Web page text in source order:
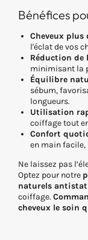
Bénéfices
Cheveux
l'éclat de vos
Réduction de
minimisant la
Équilibre
sébum,
longueurs.
Utilisation
coiffage tout
Confort
en main facile,
Ne laissez pas
Optez pour notre
naturels
coiffage.
cheveux le soin